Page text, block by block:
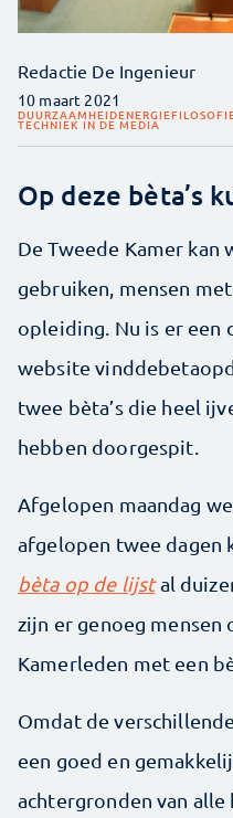
Redactie De Ingenieur
10 maart 2021
DUURZAAMHEIDENERGIE
TECHNIEK IN DE MEDIA
Op deze bèta’s
De Tweede Kamer kan
gebruiken, mensen
opleiding. Nu is er een
website
twee bèta’s die heel
hebben doorgespit.
Afgelopen maandag
afgelopen twee dagen
bèta op de lijstal
zijn er genoeg mensen
Kamerleden met een
Omdat de
een goed en
achtergronden van